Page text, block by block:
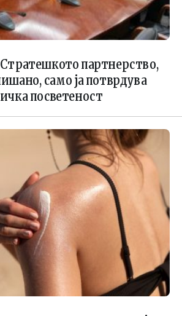
партнерство,
само ја потврдува
посветеност